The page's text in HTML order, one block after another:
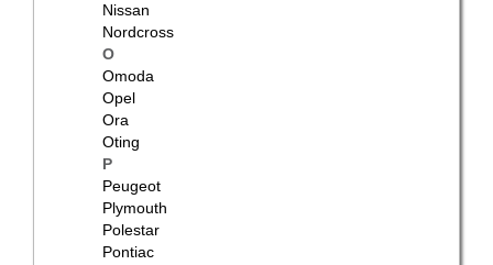
Nissan
Nordcross
O
Omoda
Opel
Ora
Oting
P
Peugeot
Plymouth
Polestar
Pontiac